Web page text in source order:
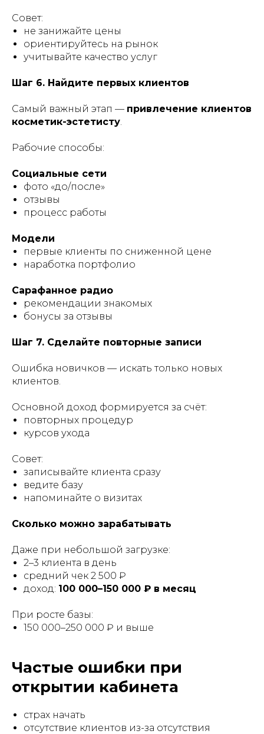
Совет:
не занижайте цены
ориентируйтесь на рынок
учитывайте качество услуг
Шаг 6. Найдите первых клиентов
Самый важный этап — привлечение клиентов
косметик-эстетисту
Рабочие способы:
Социальные сети
фото «до/после»
отзывы
процесс работы
Модели
первые клиенты по сниженной цене
наработка портфолио
Сарафанное радио
рекомендации знакомых
бонусы за отзывы
Шаг 7. Сделайте повторные записи
Ошибка новичков — искать только новых
клиентов.
Основной доход формируется за счёт:
повторных процедур
курсов ухода
Совет:
записывайте клиента сразу
ведите базу
напоминайте о визитах
Сколько можно зарабатывать
Даже при небольшой загрузке:
2–3 клиента в день
средний чек 2 500 ₽
доход: 100 000–150 000 ₽ в месяц
При росте базы:
150 000–250 000 ₽ и выше
Частые ошибки при
открытии кабинета
страх начать
отсутствие клиентов из-за отсутствия